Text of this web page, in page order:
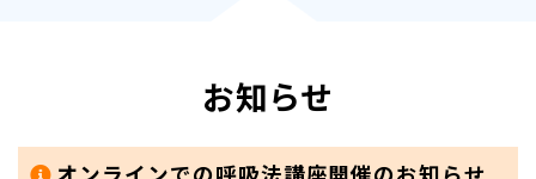
お知らせ